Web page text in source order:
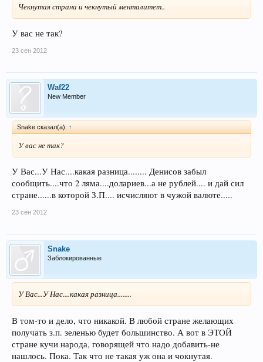
Чекнутая страна и чекнутый менталитет..
У вас не так?
23 сен 2012
Waf22
New Member
Snake сказал(а): ↑
У вас не так?
У Вас...У Нас....какая разница........ Денисов забыл
сообщить....что 2 ляма....долариев...а не рублей.... и дай сил
стране......в которой З.П.... исчисляют в чужой валюте.....
23 сен 2012
Snake
Заблокированные
У Вас...У Нас....какая разница........
В том-то и дело, что никакой. В любой стране желающих
получать з.п. зеленью будет большинство. А вот в ЭТОЙ
стране кучи народа, говорящей что надо добавить-не
нашлось. Пока. Так что не такая уж она и чокнутая.